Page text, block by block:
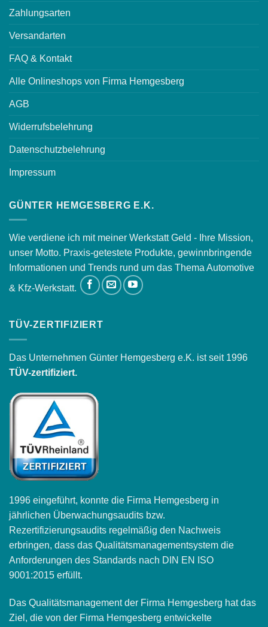
Zahlungsarten
Versandarten
FAQ & Kontakt
Alle Onlineshops von Firma Hemgesberg
AGB
Widerrufsbelehrung
Datenschutzbelehrung
Impressum
GÜNTER HEMGESBERG E.K.
Wie verdiene ich mit meiner Werkstatt Geld - Ihre Mission,
unser Motto. Praxis-getestete Produkte, gewinnbringende
Informationen und Trends rund um das Thema Automotive
& Kfz-Werkstatt.
TÜV-ZERTIFIZIERT
Das Unternehmen Günter Hemgesberg e.K. ist seit 1996
TÜV-zertifiziert.
1996 eingeführt, konnte die Firma Hemgesberg in
jährlichen Überwachungsaudits bzw.
Rezertifizierungsaudits regelmäßig den Nachweis
erbringen, dass das Qualitätsmanagementsystem die
Anforderungen des Standards nach DIN EN ISO
9001:2015 erfüllt.
Das Qualitätsmanagement der Firma Hemgesberg hat das
Ziel, die von der Firma Hemgesberg entwickelte